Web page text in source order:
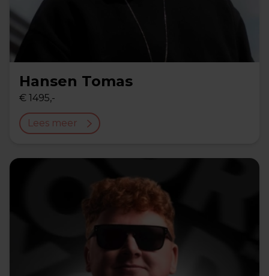
Hansen Tomas
€ 1495,-
Lees meer